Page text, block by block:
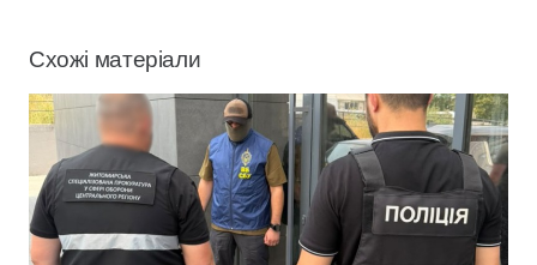
Схожі матеріали